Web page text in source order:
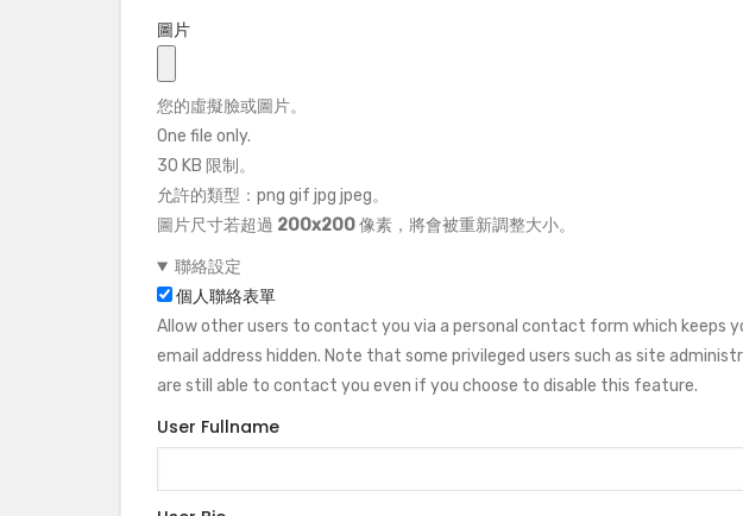
圖片
您的虛擬臉或圖片。
One file only.
30 KB 限制。
允許的類型：png gif jpg jpeg。
圖片尺寸若超過 200x200像素，將會被重新調整大小。
聯絡設定
個人聯絡表單
Allow other users to contact you via a personal contact form which keeps
email address hidden. Note that some privileged users such as site
are still able to contact you even if you choose to disable this feature.
User Fullname